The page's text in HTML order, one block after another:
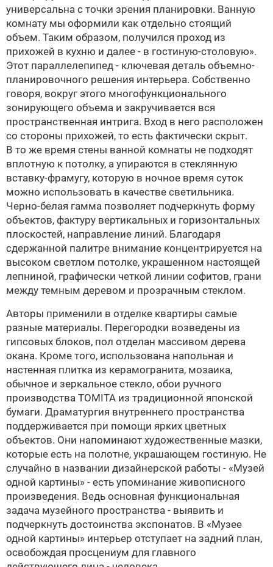
универсальна с точки зрения планировки. Ванную
комнату мы оформили как отдельно стоящий
объем. Таким образом, получился проход из
прихожей в кухню и далее - в гостиную-столовую».
Этот параллелепипед - ключевая деталь объемно-
планировочного решения интерьера. Собственно
говоря, вокруг этого многофункционального
зонирующего объема и закручивается вся
пространственная интрига. Вход в него расположен
со стороны прихожей, то есть фактически скрыт.
В то же время стены ванной комнаты не подходят
вплотную к потолку, а упираются в стеклянную
вставку-фрамугу, которую в ночное время суток
можно использовать в качестве светильника.
Черно-белая гамма позволяет подчеркнуть форму
объектов, фактуру вертикальных и горизонтальных
плоскостей, направление линий. Благодаря
сдержанной палитре внимание концентрируется на
высоком светлом потолке, украшенном настоящей
лепниной, графически четкой линии софитов, грани
между темным деревом и прозрачным стеклом.
Авторы применили в отделке квартиры самые
разные материалы. Перегородки возведены из
гипсовых блоков, пол отделан массивом дерева
окана. Кроме того, использована напольная и
настенная плитка из керамогранита, мозаика,
обычное и зеркальное стекло, обои ручного
производства TOMITA из традиционной японской
бумаги. Драматургия внутреннего пространства
поддерживается при помощи ярких цветных
объектов. Они напоминают художественные мазки,
которые есть на полотне, украшающем гостиную. Не
случайно в названии дизайнерской работы - «Музей
одной картины» - есть упоминание живописного
произведения. Ведь основная функциональная
задача музейного пространства - выявить и
подчеркнуть достоинства экспонатов. В «Музее
одной картины» интерьер отступает на задний план,
освобождая просцениум для главного